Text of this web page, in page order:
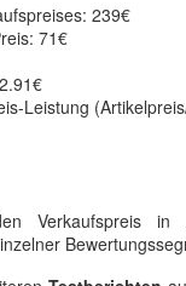
239€
71€
Leistung
Verkaufspreis in